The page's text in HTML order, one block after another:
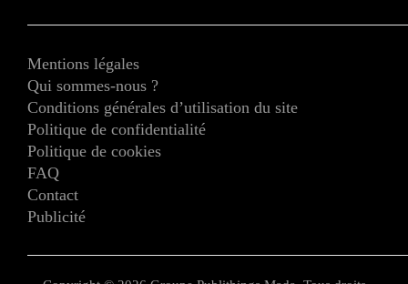
Mentions légales
Qui sommes-nous ?
Conditions générales d’utilisation du site
Politique de confidentialité
Politique de cookies
FAQ
Contact
Publicité